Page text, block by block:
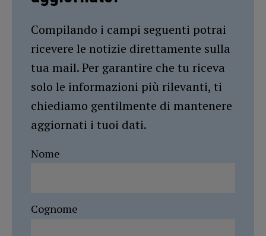
Compilando i campi seguenti potrai
ricevere le notizie direttamente sulla
tua mail. Per garantire che tu riceva
solo le informazioni più rilevanti, ti
chiediamo gentilmente di mantenere
aggiornati i tuoi dati.
Nome
Cognome